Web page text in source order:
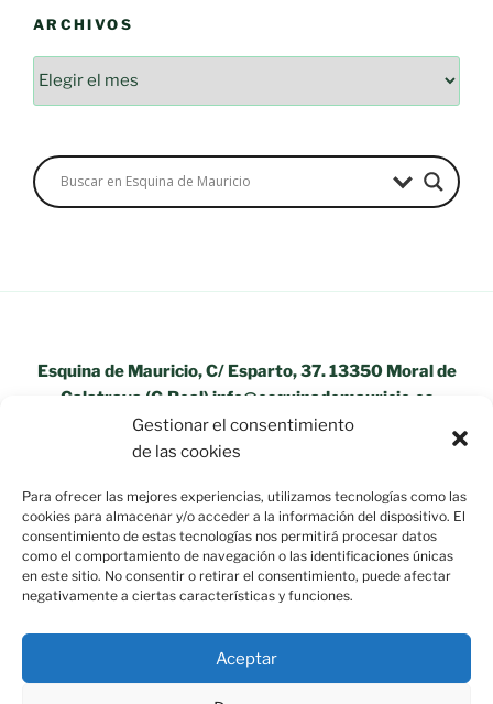
Gestionar el consentimiento
de las cookies
Para ofrecer las mejores experiencias, utilizamos tecnologías como las
cookies para almacenar y/o acceder a la información del dispositivo. El
consentimiento de estas tecnologías nos permitirá procesar datos
como el comportamiento de navegación o las identificaciones únicas
en este sitio. No consentir o retirar el consentimiento, puede afectar
negativamente a ciertas características y funciones.
Aceptar
ARCHIVOS
Esquina de Mauricio, C/ Esparto, 37. 13350 Moral de
Calatrava (C.Real) info@esquinademauricio.es
«Aviso Legal»